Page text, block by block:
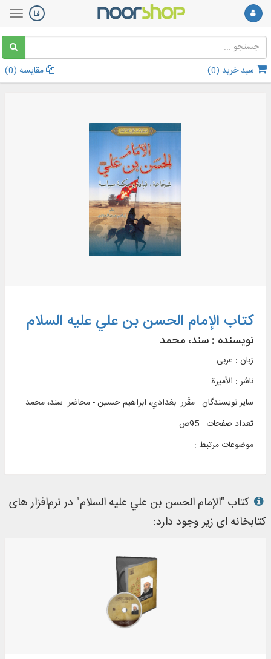
سبد خرید (0
) مقایسه (0
)
کتاب الإمام الحسن بن علي علیه السلام
نویسنده : سند، محمد
زبان : عربی
ناشر : الأميرة
سایر نویسندگان : مقَرر: بغدادي، ابراهيم حسين - محاضر: سند، محمد
تعداد صفحات : 95ص.
موضوعات مرتبط :
کتاب "الإمام الحسن بن علي علیه السلام" در نرم‌افزار های
کتابخانه ای زیر وجود دارد: